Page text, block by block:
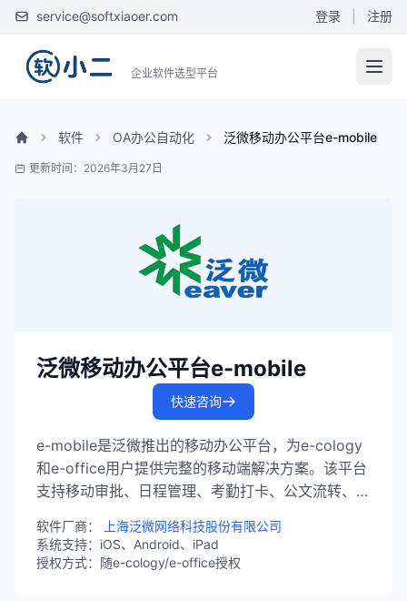
service@softxiaoer.com 登录 注册
企业软件选型平台
软件 OA办公自动化 泛微移动办公平台e-mobile
更新时间：2026年3月27日
泛微移动办公平台e-mobile
快速咨询
e-mobile是泛微推出的移动办公平台，为e-cology
和e-office用户提供完整的移动端解决方案。该平台
支持移动审批、日程管理、考勤打卡、公文流转、报
体验。
软件厂商：
上海泛微网络科技股份有限公司
系统支持：iOS、Android、iPad
授权方式：随e-cology/e-office授权